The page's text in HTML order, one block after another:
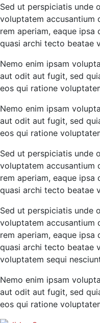
Sed ut perspiciatis unde
voluptatem accusantium
rem aperiam, eaque
quasi archi tecto beatae
Nemo enim ipsam
aut odit aut fugit, sed
eos qui ratione
Nemo enim ipsam
aut odit aut fugit, sed
eos qui ratione
Sed ut perspiciatis unde
voluptatem accusantium
rem aperiam, eaque
quasi archi tecto beatae
Sed ut perspiciatis unde
voluptatem accusantium
rem aperiam, eaque
quasi archi tecto beatae
voluptatem sequi
Nemo enim ipsam
aut odit aut fugit, sed
eos qui ratione